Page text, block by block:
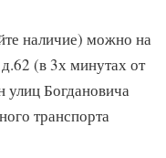
наличие) можно на
(в 3х минутах от
улиц Богдановича
транспорта